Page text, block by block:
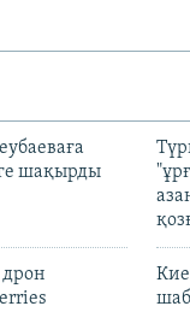
шақырды
дрон